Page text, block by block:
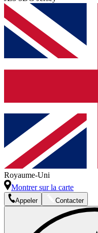
Royaume-Uni
Montrer sur la carte
Appeler Contacter